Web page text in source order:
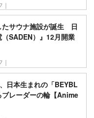
｜
たサウナ施設が誕生 日
SADEN）』12月開業
｜
日本生まれの「BEYBL
レーダーの輪【Anime